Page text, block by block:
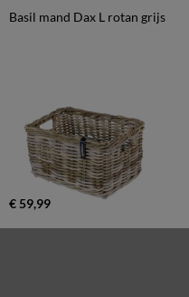
Basil mand Dax L rotan grijs
€ 59,99